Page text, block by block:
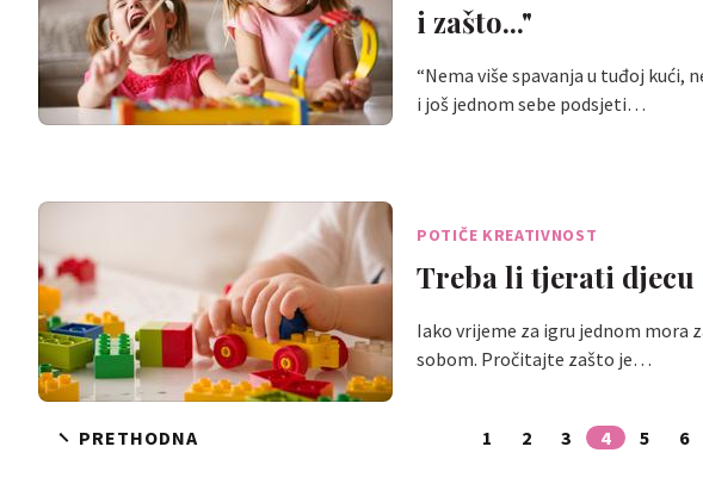
i zašto..."
“Nema više spavanja u tuđoj kući,
i još jednom sebe podsjeti…
POTIČE KREATIVNOST
Treba li tjerati djecu
Iako vrijeme za igru jednom mora
sobom. Pročitajte zašto je…
PRETHODNA 1 2 3 4 5 6